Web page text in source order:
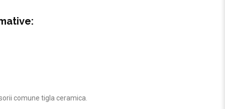
comune tigla ceramica